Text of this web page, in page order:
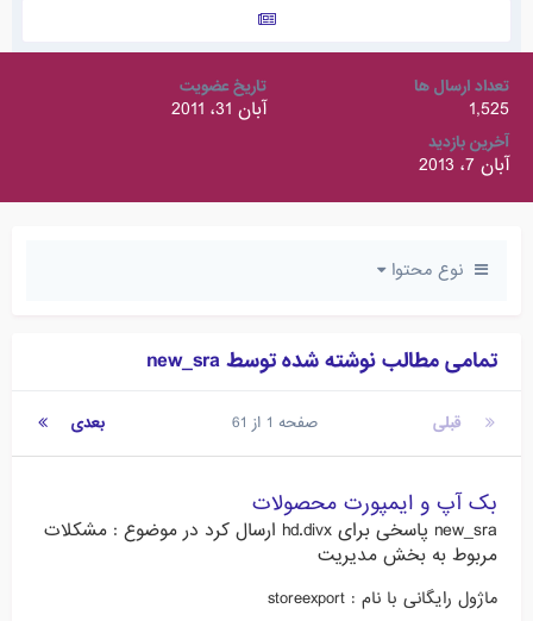
تعداد ارسال ها
1,525
تاریخ عضویت
آبان 31، 2011
آخرین بازدید
آبان 7، 2013
نوع محتوا
تمامی مطالب نوشته شده توسط new_sra
قبلی بعدی صفحه 1 از 61
بک آپ و ایمپورت محصولات
new_sra پاسخی برای hd.divx ارسال کرد در موضوع : مشکلات
مربوط به بخش مدیریت
ماژول رایگانی با نام : storeexport